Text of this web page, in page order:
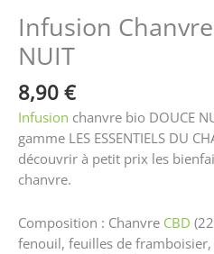
Infusion
NUIT
8,90 €
Infusion chanvre bio DOUCE
gamme LES ESSENTIELS DU
découvrir à petit prix les
chanvre.
Composition : Chanvre CBD
fenouil, feuilles de